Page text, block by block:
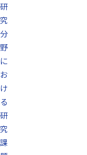
研
究
分
野
に
お
け
る
研
究
課